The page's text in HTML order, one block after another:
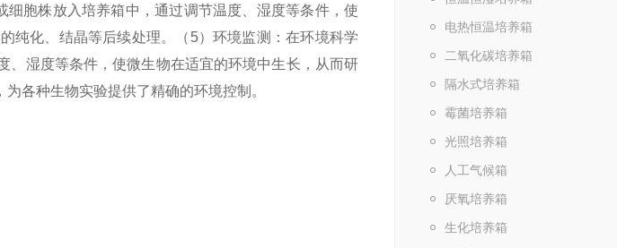
电热恒温培养箱
二氧化碳培养箱
隔水式培养箱
霉菌培养箱
光照培养箱
人工气候箱
厌氧培养箱
生化培养箱
细胞株放入培养箱中，通过调节温度、湿度等条件，使
纯化、结晶等后续处理。
（5）环境监测：在环境科学
、湿度等条件，使微生物在适宜的环境中生长，从而研
各种生物实验提供了精确的环境控制。